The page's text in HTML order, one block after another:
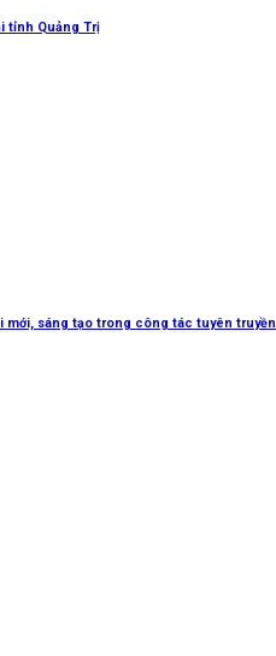
tỉnh Quảng Trị
mới, sáng tạo trong công tác tuyên truyền